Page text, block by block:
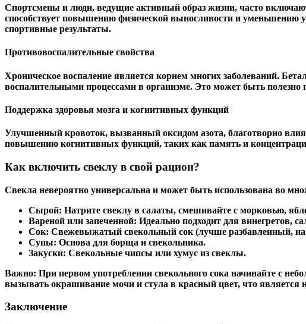
Спортсмены и люди, ведущие активный образ жизни, часто
способствует повышению физической выносливости и уменьшению
спортивные результаты.
Противовоспалительные свойства
Хроническое воспаление является корнем многих заболеваний.
воспалительными процессами в организме. Это может быть
Поддержка здоровья мозга и когнитивных функций
Улучшенный кровоток, вызванный оксидом азота, благотворно
повышению когнитивных функций, таких как память и
Как включить свеклу в свой рацион?
Свекла невероятно универсальна и может быть использована во
Сырой: Натрите свеклу в салаты, смешивайте с морковью,
Вареной или запеченной: Идеально подходит для винегретов,
Сок: Свежевыжатый свекольный сок (лучше разбавленный,
Супы: Основа для борща и свекольника.
Закуски: Свекольные чипсы или хумус из свеклы.
Важно: При первом употреблении свекольного сока начинайте с
вызывать окрашивание мочи и стула в красный цвет, что
Заключение